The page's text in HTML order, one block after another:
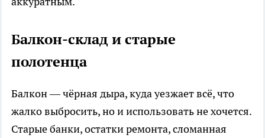
Балкон-склад и старые
полотенца
Балкон — чёрная дыра, куда уезжает всё, что
жалко выбросить, но и использовать не хочется.
Старые банки, остатки ремонта, сломанная